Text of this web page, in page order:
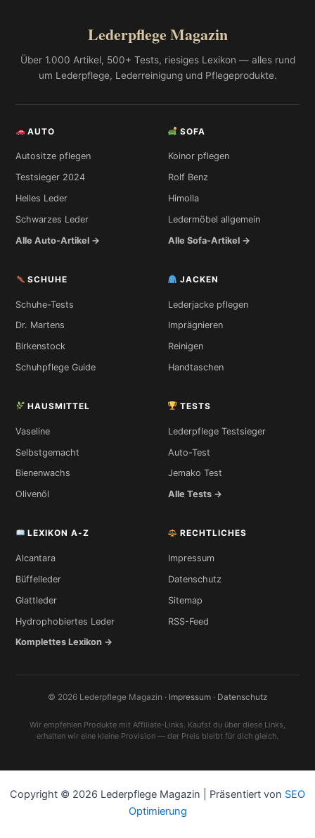
Lederpflege Magazin
Über 1.000 Artikel, 500+ Tests, riesiges Lexikon — alles rund
um Lederpflege, Lederreinigung und Pflegeprodukte.
AUTO
Autositze pflegen
Testsieger 2024
Helles Leder
Schwarzes Leder
Alle Auto-Artikel →
SOFA
Koinor pflegen
Rolf Benz
Himolla
Ledermöbel allgemein
Alle Sofa-Artikel →
SCHUHE
Schuhe-Tests
Dr. Martens
Birkenstock
Schuhpflege Guide
JACKEN
Lederjacke pflegen
Imprägnieren
Reinigen
Handtaschen
HAUSMITTEL
Vaseline
Selbstgemacht
Bienenwachs
Olivenöl
TESTS
Lederpflege Testsieger
Auto-Test
Jemako Test
Alle Tests →
LEXIKON A-Z
Alcantara
Büffelleder
Glattleder
Hydrophobiertes Leder
Komplettes Lexikon →
RECHTLICHES
Impressum
Datenschutz
Sitemap
RSS-Feed
© 2026 Lederpflege Magazin · Impressum · Datenschutz
Wir empfehlen Produkte mit Affiliate-Links. Kaufst du über diese Links,
erhalten wir eine kleine Provision — der Preis bleibt für dich gleich.
Copyright © 2026 Lederpflege Magazin | Präsentiert von SEO
Optimierung